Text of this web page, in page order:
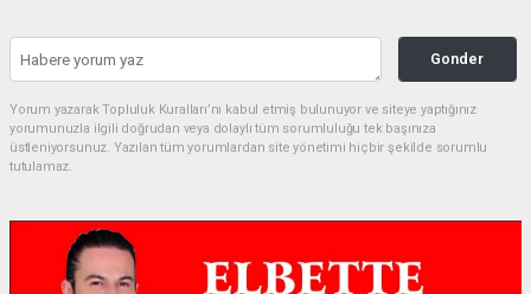
Gonder
Yorum yazarak Topluluk Kuralları’nı kabul etmiş bulunuyor ve siteye yaptığınız
yorumunuzla ilgili doğrudan veya dolaylı tüm sorumluluğu tek başınıza
üstleniyorsunuz. Yazılan tüm yorumlardan site yönetimi hiçbir şekilde sorumlu
tutulamaz.